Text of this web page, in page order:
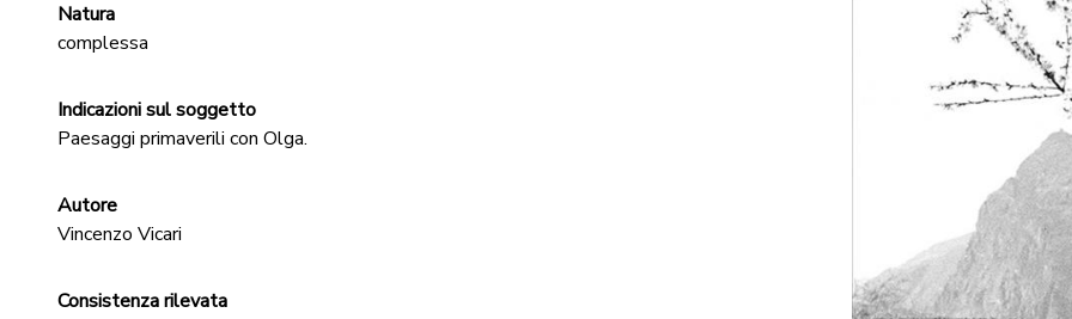
Natura
complessa
Indicazioni sul soggetto
Paesaggi primaverili con Olga.
Autore
Vincenzo Vicari
Consistenza rilevata